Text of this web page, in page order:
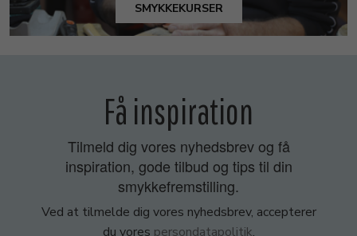
SMYKKEKURSER
Få inspiration
Tilmeld dig vores nyhedsbrev og få
inspiration, gode tilbud og tips til din
smykkefremstilling.
Ved at tilmelde dig vores nyhedsbrev, accepterer
du vores persondatapolitik.